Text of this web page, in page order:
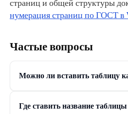
страниц и общей структуры
нумерация страниц по ГОСТ в
Частые вопросы
Можно ли вставить таблицу
Где ставить название